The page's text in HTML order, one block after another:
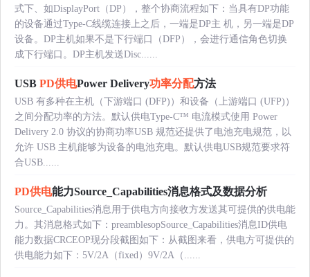
式下、如DisplayPort（DP），整个协商流程如下：当具有DP功能
的设备通过Type-C线缆连接上之后，一端是DP主 机，另一端是DP
设备。DP主机如果不是下行端口（DFP），会进行通信角色切换
成下行端口。DP主机发送Disc......
USB PD供电Power Delivery功率分配方法
USB 有多种在主机（下游端口 (DFP)）和设备（上游端口 (UFP)）
之间分配功率的方法。默认供电Type-C™ 电流模式使用 Power
Delivery 2.0 协议的协商功率USB 规范还提供了电池充电规范，以
允许 USB 主机能够为设备的电池充电。默认供电USB规范要求符
合USB......
PD供电能力Source_Capabilities消息格式及数据分析
Source_Capabilities消息用于供电方向接收方发送其可提供的供电能
力。其消息格式如下：preamblesopSource_Capabilities消息ID供电
能力数据CRCEOP现分段截图如下：从截图来看，供电方可提供的
供电能力如下：5V/2A（fixed）9V/2A（......